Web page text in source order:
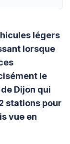
légers
lorsque
le
Dijon qui
stations pour
vue en